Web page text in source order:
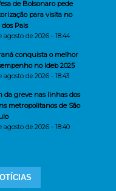
de Bolsonaro pede
para visita no
dos Pais
agosto de 2026 - 18:44
conquista o melhor
no Ideb 2025
agosto de 2026 - 18:43
da greve nas linhas dos
metropolitanos de São
agosto de 2026 - 18:40